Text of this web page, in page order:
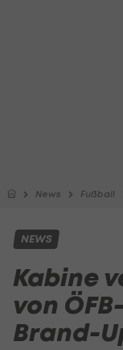
News Fußball
NEWS
Kabine
von
Brand-